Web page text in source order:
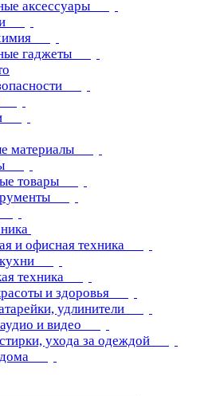
аксессуары
гаджеты
материалы
товары
и офисная техника
техника
и здоровья
удлинители
и видео
ухода за одеждой